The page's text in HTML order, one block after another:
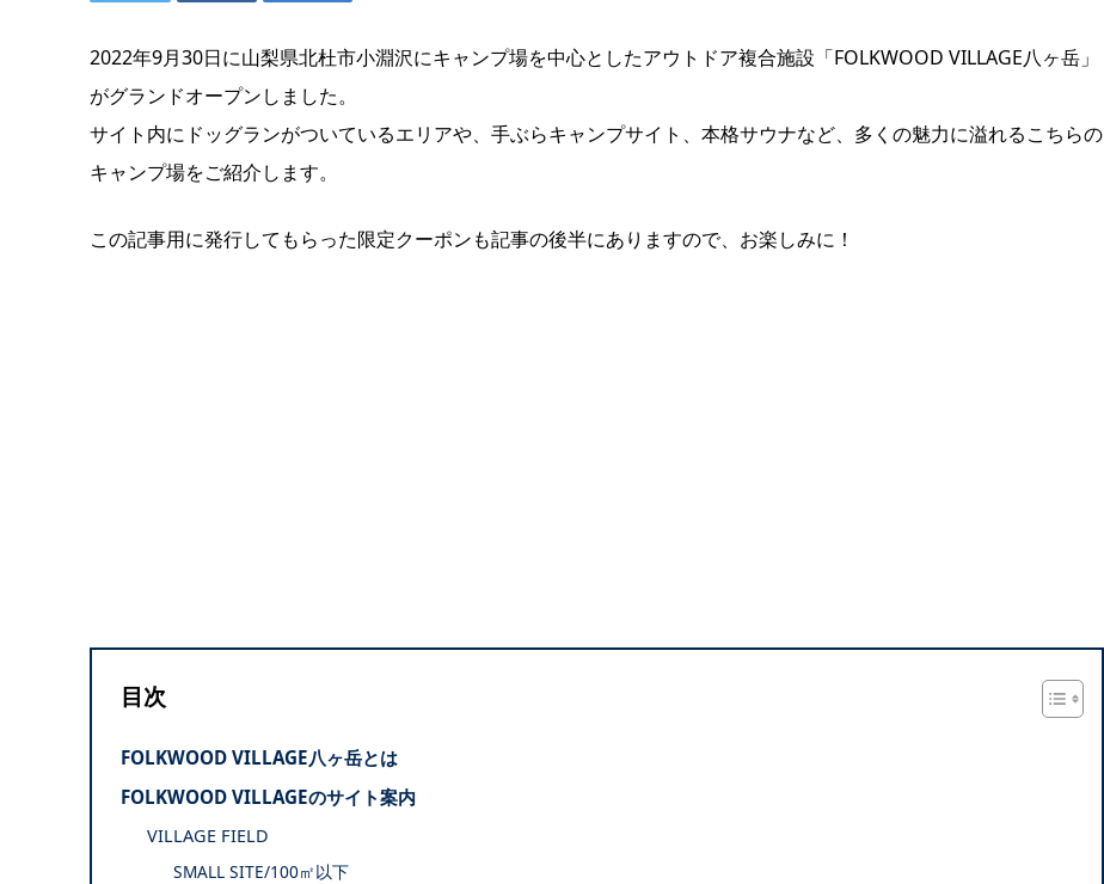
2022年9月30日に山梨県北杜市小淵沢にキャンプ場を中心としたアウトドア複合施設「FOLKWOOD VILLAGE八ヶ岳」
がグランドオープンしました。
サイト内にドッグランがついているエリアや、手ぶらキャンプサイト、本格サウナなど、多くの魅力に溢れるこちらの
キャンプ場をご紹介します。
この記事用に発行してもらった限定クーポンも記事の後半にありますので、お楽しみに！
目次
FOLKWOOD VILLAGE八ヶ岳とは
FOLKWOOD VILLAGEのサイト案内
VILLAGE FIELD
SMALL SITE/100㎡以下